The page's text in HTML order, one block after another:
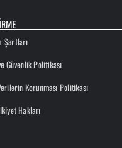
Şartları
Güvenlik Politikası
Korunması Politikası
Hakları